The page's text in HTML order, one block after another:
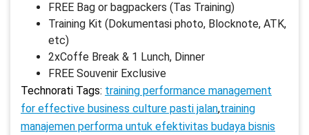
FREE Bag or bagpackers (Tas Training)
Training Kit (Dokumentasi photo, Blocknote, ATK,
etc)
2xCoffe Break & 1 Lunch, Dinner
FREE Souvenir Exclusive
Technorati Tags: training performance management
for effective business culture pasti jalan,training
manajemen performa untuk efektivitas budaya bisnis